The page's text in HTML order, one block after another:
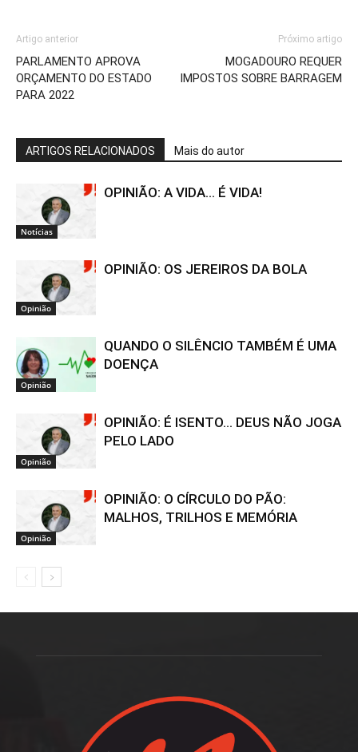
Artigo anterior
PARLAMENTO APROVA
ORÇAMENTO DO ESTADO
PARA 2022
Próximo artigo
MOGADOURO REQUER
IMPOSTOS SOBRE BARRAGEM
ARTIGOS RELACIONADOS Mais do autor
Notícias
OPINIÃO: A VIDA… É VIDA!
Opinião
OPINIÃO: OS JEREIROS DA BOLA
Opinião
QUANDO O SILÊNCIO TAMBÉM É UMA
DOENÇA
Opinião
OPINIÃO: É ISENTO… DEUS NÃO JOGA
PELO LADO
Opinião
OPINIÃO: O CÍRCULO DO PÃO:
MALHOS, TRILHOS E MEMÓRIA